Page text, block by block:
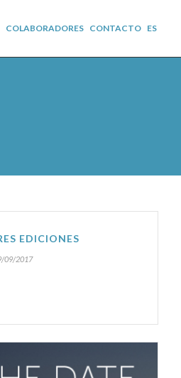
COLABORADORES CONTACTO ES
EDICIONES
09/2017